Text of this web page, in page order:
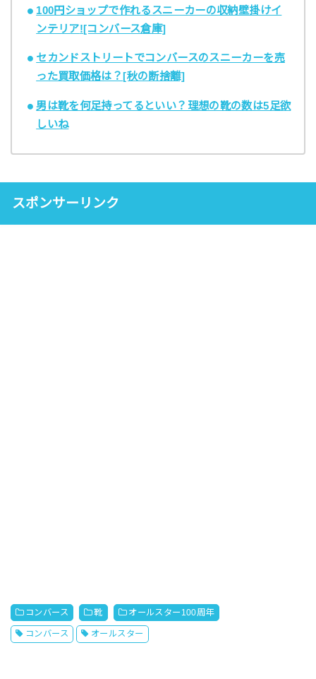
100円ショップで作れるスニーカーの収納壁掛けイ
ンテリア![コンバース倉庫]
セカンドストリートでコンバースのスニーカーを売
った買取価格は？[秋の断捨離]
男は靴を何足持ってるといい？理想の靴の数は5足欲
しいね
スポンサーリンク
コンバース 靴 オールスター100周年
コンバース オールスター